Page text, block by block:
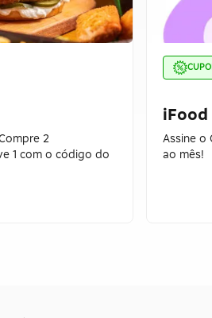
2
1 com o código do
iFood
Assine o
ao mês!